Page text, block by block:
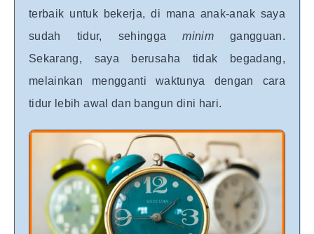
terbaik untuk bekerja, di mana anak-anak saya
sudah tidur, sehinggaminim gangguan.
Sekarang, saya berusaha tidak begadang,
melainkan mengganti waktunya dengan cara
tidur lebih awal dan bangun dini hari.